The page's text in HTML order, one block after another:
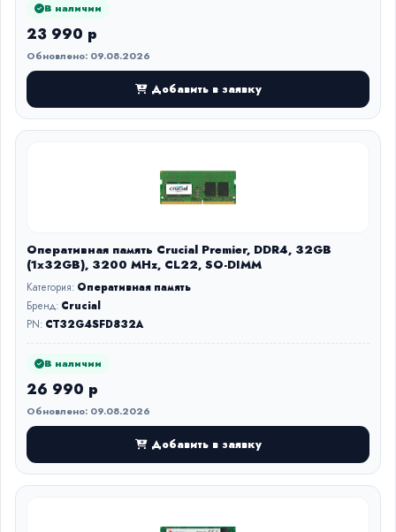
В наличии
23 990 р
Обновлено: 09.08.2026
Добавить в заявку
Оперативная память Crucial Premier, DDR4, 32GB
(1x32GB), 3200 MHz, CL22, SO-DIMM
Категория: Оперативная память
Бренд: Crucial
PN: CT32G4SFD832A
В наличии
26 990 р
Обновлено: 09.08.2026
Добавить в заявку